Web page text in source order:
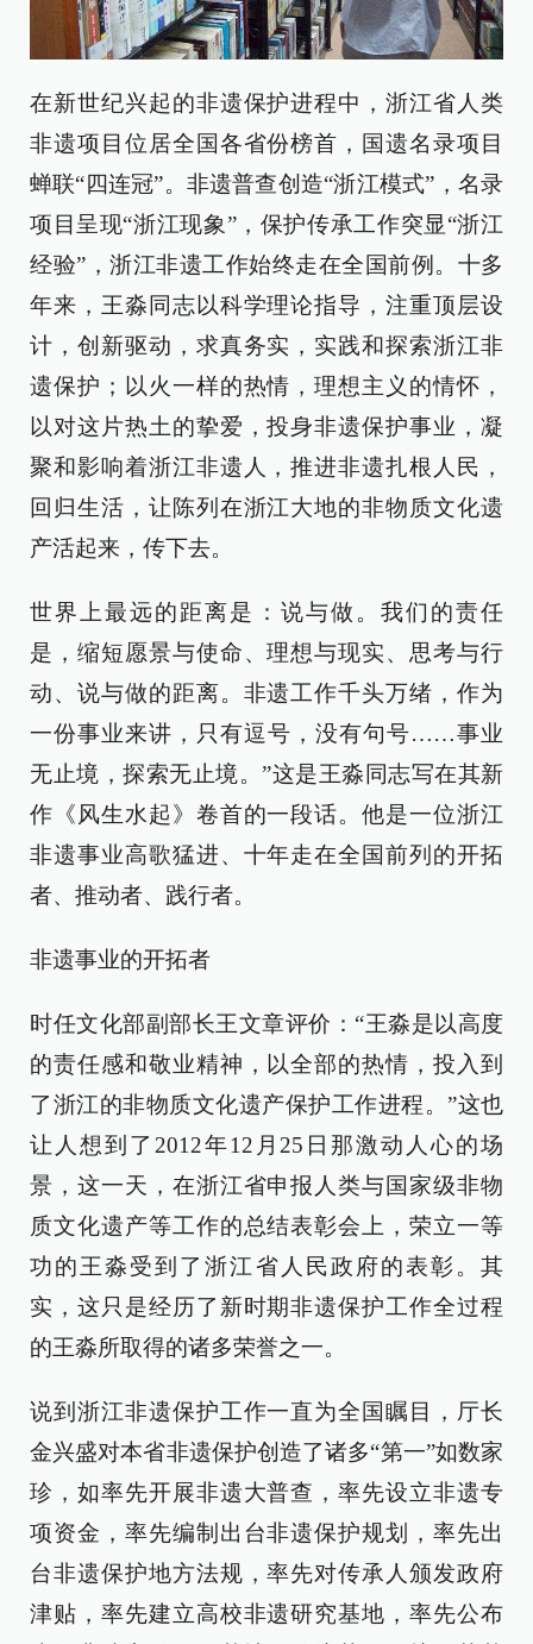
在新世纪兴起的非遗保护进程中，浙江省人类
非遗项目位居全国各省份榜首，国遗名录项目
蝉联“四连冠”。非遗普查创造“浙江模式”，名录
项目呈现“浙江现象”，保护传承工作突显“浙江
经验”，浙江非遗工作始终走在全国前例。十多
年来，王淼同志以科学理论指导，注重顶层设
计，创新驱动，求真务实，实践和探索浙江非
遗保护；以火一样的热情，理想主义的情怀，
以对这片热土的挚爱，投身非遗保护事业，凝
聚和影响着浙江非遗人，推进非遗扎根人民，
回归生活，让陈列在浙江大地的非物质文化遗
产活起来，传下去。
世界上最远的距离是：说与做。我们的责任
是，缩短愿景与使命、理想与现实、思考与行
动、说与做的距离。非遗工作千头万绪，作为
一份事业来讲，只有逗号，没有句号……事业
无止境，探索无止境。”这是王淼同志写在其新
作《风生水起》卷首的一段话。他是一位浙江
非遗事业高歌猛进、十年走在全国前列的开拓
者、推动者、践行者。
非遗事业的开拓者
时任文化部副部长王文章评价：“王淼是以高度
的责任感和敬业精神，以全部的热情，投入到
了浙江的非物质文化遗产保护工作进程。”这也
让人想到了2012年12月25日那激动人心的场
景，这一天，在浙江省申报人类与国家级非物
质文化遗产等工作的总结表彰会上，荣立一等
功的王淼受到了浙江省人民政府的表彰。其
实，这只是经历了新时期非遗保护工作全过程
的王淼所取得的诸多荣誉之一。
说到浙江非遗保护工作一直为全国瞩目，厅长
金兴盛对本省非遗保护创造了诸多“第一”如数家
珍，如率先开展非遗大普查，率先设立非遗专
项资金，率先编制出台非遗保护规划，率先出
台非遗保护地方法规，率先对传承人颁发政府
津贴，率先建立高校非遗研究基地，率先公布